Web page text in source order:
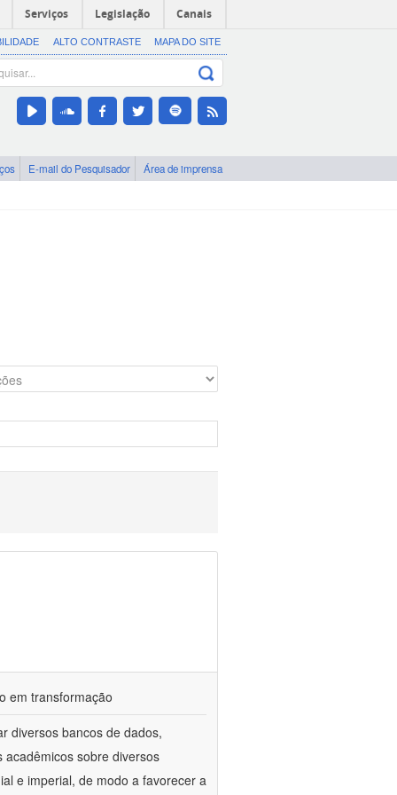
Serviços Legislação Canais
ALTO CONTRASTE MAPA DO SITE
E-mail do Pesquisador Área de imprensa
em transformação
diversos bancos de dados,
sobre diversos
e imperial, de modo a favorecer a